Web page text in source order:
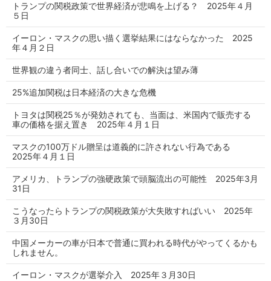
トランプの関税政策で世界経済が悲鳴を上げる？ 2025年４月
５日
イーロン・マスクの思い描く選挙結果にはならなかった 2025
年４月２日
世界観の違う者同士、話し合いでの解決は望み薄
25%追加関税は日本経済の大きな危機
トヨタは関税25％が発効されても、当面は、米国内で販売する
車の価格を据え置き 2025年４月１日
マスクの100万ドル贈呈は道義的に許されない行為である
2025年４月１日
アメリカ、トランプの強硬政策で頭脳流出の可能性 2025年3月
31日
こうなったらトランプの関税政策が大失敗すればいい 2025年
３月30日
中国メーカーの車が日本で普通に買われる時代がやってくるかも
しれません。
イーロン・マスクが選挙介入 2025年３月30日